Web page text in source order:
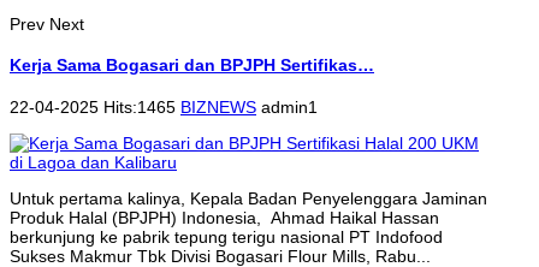
Prev Next
Kerja Sama Bogasari dan BPJPH Sertifikas…
22-04-2025 Hits:1465 BIZNEWS admin1
Untuk pertama kalinya, Kepala Badan Penyelenggara Jaminan
Produk Halal (BPJPH) Indonesia, Ahmad Haikal Hassan
berkunjung ke pabrik tepung terigu nasional PT Indofood
Sukses Makmur Tbk Divisi Bogasari Flour Mills, Rabu...